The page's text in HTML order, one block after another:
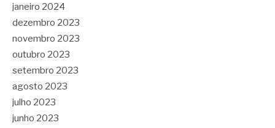
janeiro 2024
dezembro 2023
novembro 2023
outubro 2023
setembro 2023
agosto 2023
julho 2023
junho 2023